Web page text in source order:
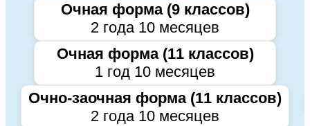
Очная форма (9 классов)
2 года 10 месяцев
Очная форма (11 классов)
1 год 10 месяцев
Очно-заочная форма (11 классов)
2 года 10 месяцев